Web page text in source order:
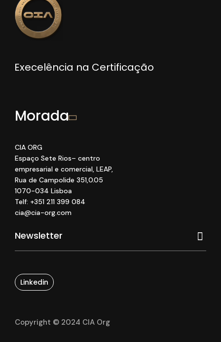
Execelência na Certificação
Morada
CIA ORG
Espaço Sete Rios– centro
empresarial e comercial, LEAP,
Rua de Campolide 351,0.05
1070-034 Lisboa
Telf: +351 211 399 084
cia@cia-org.com
Linkedin
Copyright © 2024 CIA Org